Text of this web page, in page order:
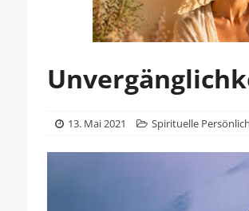
13. Mai 2021 Spirituelle